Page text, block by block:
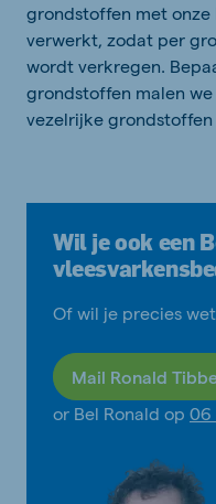
grondstoffen met
verwerkt, zodat per
wordt verkregen.
grondstoffen malen
vezelrijke
Wil je ook een
Of wil je precies
Mail Ronald
or Bel Ronald op 06